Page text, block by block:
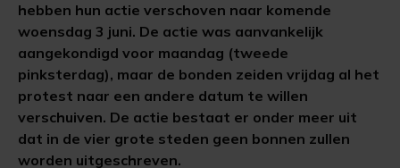
hebben hun actie verschoven naar komende
woensdag 3 juni. De actie was aanvankelijk
aangekondigd voor maandag (tweede
pinksterdag), maar de bonden zeiden vrijdag al het
protest naar een andere datum te willen
verschuiven. De actie bestaat er onder meer uit
dat in de vier grote steden geen bonnen zullen
worden uitgeschreven.